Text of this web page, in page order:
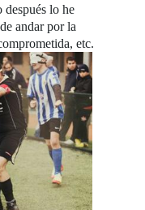
lo he
andar por la
etc.